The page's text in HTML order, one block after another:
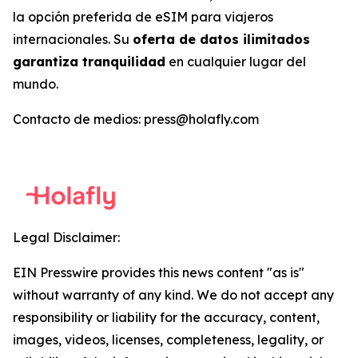
la opción preferida de eSIM para viajeros
internacionales. Su oferta de datos ilimitados
garantiza tranquilidad en cualquier lugar del
mundo.
Contacto de medios: press@holafly.com
Legal Disclaimer:
EIN Presswire provides this news content "as is"
without warranty of any kind. We do not accept any
responsibility or liability for the accuracy, content,
images, videos, licenses, completeness, legality, or